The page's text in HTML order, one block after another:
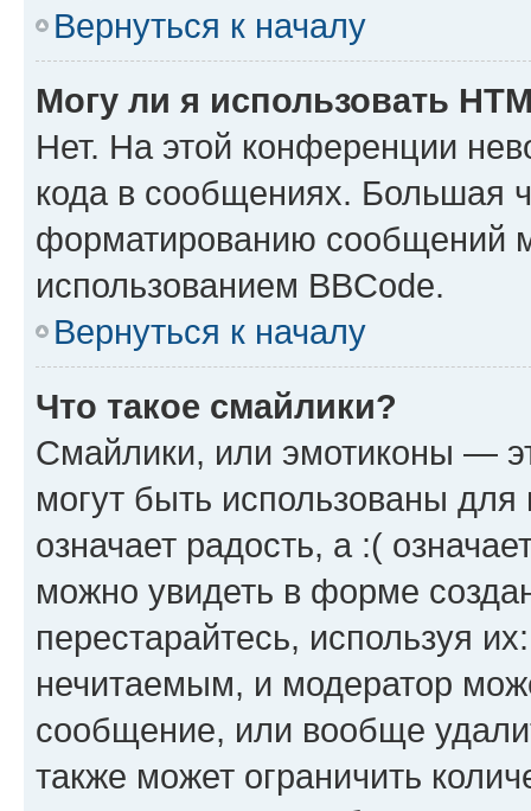
Вернуться к началу
Могу ли я использовать
Нет. На этой конференции
кода в сообщениях. Большая
форматированию сообщений
использованием BBCode.
Вернуться к началу
Что такое смайлики?
Смайлики, или эмотиконы —
могут быть использованы
означает радость, а :(
можно увидеть в форме
перестарайтесь, используя
нечитаемым, и модератор
сообщение, или вообще
также может ограничить